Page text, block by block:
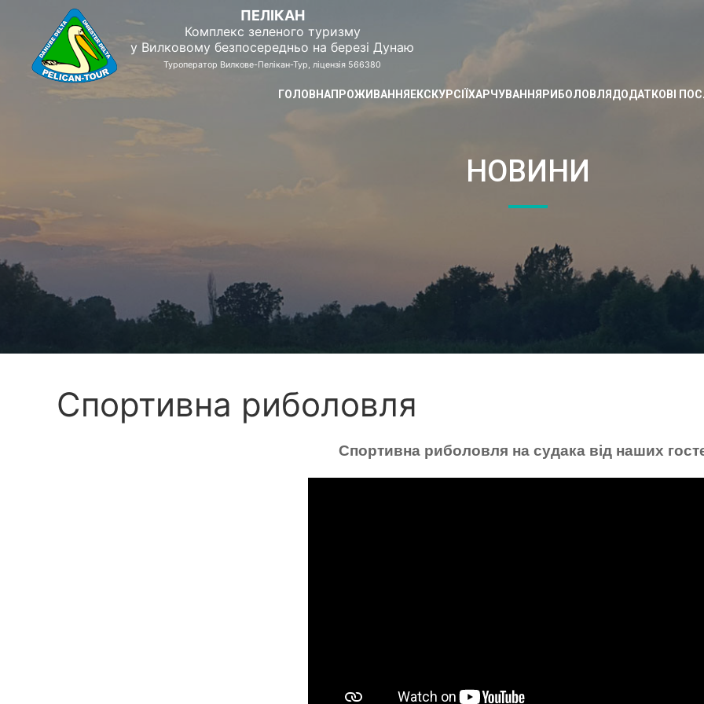
ПЕЛІКАН
Комплекс зеленого туризму
у Вилковому безпосередньо на березі Дунаю
Туроператор Вилкове-Пелікан-Тур, ліцензія 566380
ГОЛОВНАПРОЖИВАННЯЕКСКУРСІЇХАРЧУВАННЯРИБОЛОВЛЯДОДАТКОВІ
НОВИНИ
Спортивна риболовля
Спортивна риболовля на судака від наших